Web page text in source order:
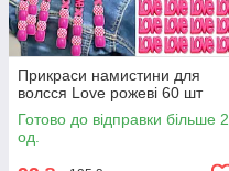
Прикраси намистини для
волсся Love рожеві 60 шт
Готово до відправки більше 2
од.